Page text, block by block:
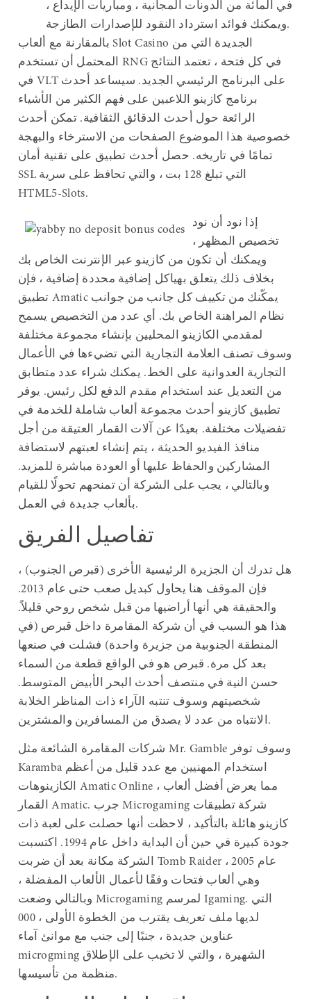
في المائة من الدونات المجانية ، ومباريات الإيداع ،
ويمكنك فوائد استرداد النقود للإصدارات الطازجة.
بالمقارنة مع ألعاب Slot Casino الجديدة التي من
المحتمل أن تستخدم RNG في كل فتحة ، تعتمد النتائج
في VLT على البرنامج الرئيسي الجديد. سيساعد أحدث
برنامج كازينو اللاعبين على فهم الكثير من الأشياء
الرائعة حول أحدث الدقائق الثقافية. تمكن أحدث
خصوصية هذا الموضوع الصفحات من الاسترخاء والبهجة
تمامًا في تاريخه. حصل أحدث تطبيق على تقنية أمان
SSL التي تبلغ 128 بت ، والتي تحافظ على سرية
HTML5-Slots.
إذا نود أن نود
تخصيص المظهر ،
ويمكنك أن تكون من كازينو عبر الإنترنت الخاص بك
بخلاف ذلك يتعلق بهياكل إضافية محددة إضافية ، فإن
تطبيق Amatic يمكّنك من تكييف كل جانب من جوانب
نظام المراهنة الخاص بك. أي عدد من التخصيص يسمح
لمقدمي الكازينو المحليين بإنشاء مجموعة مختلفة
وسوف تصنف العلامة التجارية التي تضيءها في الأعمال
التجارية العدوانية على الخط. يمكنك شراء عدد متطابق
من التعديل عند استخدام مقدم الدفع لكل رئيس. يوفر
تطبيق كازينو أحدث مجموعة ألعاب شاملة للخدمة في
تفضيلات مختلفة. بعيدًا عن آلات القمار العتيقة من أجل
منافذ الفيديو الحديثة ، يتم إنشاء لعبتهم لاستضافة
المشاركين والحفاظ عليها أو العودة مباشرة للمزيد.
وبالتالي ، يجب على الشركة أن تمنحهم تحولًا للقيام
بألعاب جديدة في العمل.
تفاصيل الفريق
هل تدرك أن الجزيرة الرئيسية الأخرى (قبرص الجنوب) ،
فإن الموقف هنا يحاول كبديل صعب حتى عام 2013.
والحقيقة هي أنها أراضيها من قبل شخص روحي قليلاً.
هذا هو السبب في أن شركة المقامرة داخل قبرص (في
المنطقة الجنوبية من جزيرة واحدة) فشلت في صنعها
بعد كل مرة. قبرص هو في الواقع قطعة من السماء
حسن النية في منتصف أحدث البحر الأبيض المتوسط.
شخصيتهم وسوف تنتبه الآراء ذات المناظر الخلابة
الانتباه من عدد لا يصدق من المسافرين والمشترين.
شركات المقامرة الشائعة مثل Mr. Gamble وسوف توفر
Karamba استخدام المهنيين مع عدد قليل من أعظم
الكازينوهات Amatic Online ، مما يعرض أفضل ألعاب
القمار Amatic. جرب Microgaming شركة تطبيقات
كازينو هائلة بالتأكيد ، لاحظت أنها حصلت على لعبة ذات
جودة كبيرة في حين أن البداية داخل عام 1994. اكتسبت
الشركة مكانة بعد أن ضربت Tomb Raider عام 2005 ،
وهي ألعاب فتحات وفقًا لأعمال الألعاب المفضلة ،
وبالتالي وضعت Microgaming لمرسم Igaming. التي
لديها ملف تعريف يقترب من الخطوة الأولى ، 000
عناوين جديدة ، جنبًا إلى جنب مع موانئ آماء
microgming الشهيرة ، والتي لا تخيب على الإطلاق
منظمة من تأسيسها.